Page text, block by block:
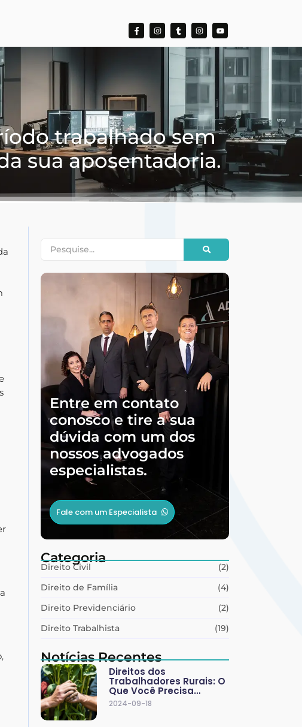
trabalhado sem
sua aposentadoria.
Entre em contato
conosco e tire a sua
dúvida com um dos
nossos advogados
especialistas.
Fale com um Especialista
Categoria
Direito Civil
(2)
Direito de Família
(4)
Direito Previdenciário
(2)
Direito Trabalhista
(19)
Notícias Recentes
Direitos dos
Trabalhadores Rurais: O
Que Você Precisa…
2024-09-18